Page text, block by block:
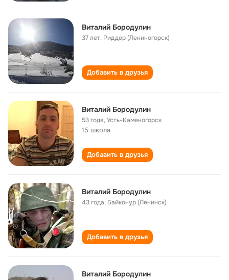
Виталий Бородулин
37 лет, Риддер (Лениногорск)
Добавить в друзья
Виталий Бородулин
53 года,Усть-Каменогорск
15 школа
Добавить в друзья
Виталий Бородулин
43 года, Байконур (Ленинск)
Добавить в друзья
Виталий Бородулин